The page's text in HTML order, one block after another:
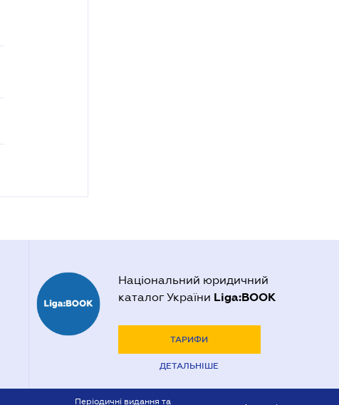
Національний юридичний
каталог України Liga:BOOK
ТАРИФИ
ДЕТАЛЬНІШЕ
Періодичні видання та